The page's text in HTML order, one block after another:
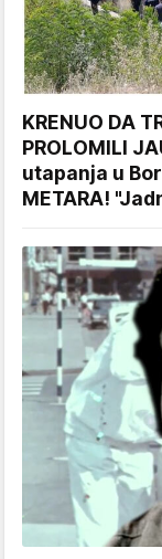
KRENUO DA
PROLOMILI
utapanja u
METARA!